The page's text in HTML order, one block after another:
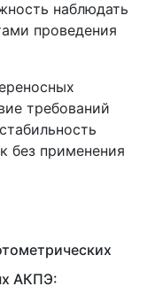
наблюдать
проведения
требований
без применения
АКПЭ: